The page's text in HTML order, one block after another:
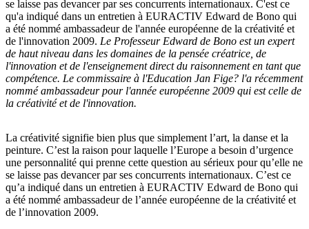
se laisse pas devancer par ses concurrents internationaux. C'est ce
qu'a indiqué dans un entretien à EURACTIV Edward de Bono qui
a été nommé ambassadeur de l'année européenne de la créativité et
de l'innovation 2009. Le Professeur Edward de Bono est un expert
de haut niveau dans les domaines de la pensée créatrice, de
l'innovation et de l'enseignement direct du raisonnement en tant que
compétence. Le commissaire à l'Education Jan Fige? l'a récemment
nommé ambassadeur pour l'année européenne 2009 qui est celle de
la créativité et de l'innovation.
La créativité signifie bien plus que simplement l’art, la danse et la
peinture. C’est la raison pour laquelle l’Europe a besoin d’urgence
une personnalité qui prenne cette question au sérieux pour qu’elle ne
se laisse pas devancer par ses concurrents internationaux. C’est ce
qu’a indiqué dans un entretien à EURACTIV Edward de Bono qui
a été nommé ambassadeur de l’année européenne de la créativité et
de l’innovation 2009.